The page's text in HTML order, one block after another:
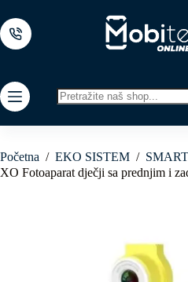
to
content
results
Početna / EKO SISTEM /
XO Fotoaparat dječji sa prednjim i